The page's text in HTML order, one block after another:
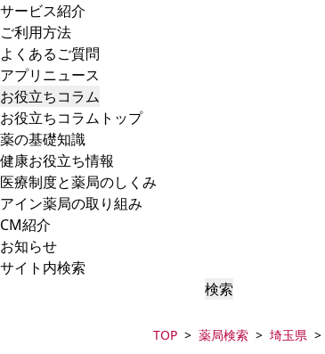
サービス紹介
ご利用方法
よくあるご質問
アプリニュース
お役立ちコラム
お役立ちコラムトップ
薬の基礎知識
健康お役立ち情報
医療制度と薬局のしくみ
アイン薬局の取り組み
CM紹介
お知らせ
サイト内検索
検索
TOP 薬局検索 埼玉県